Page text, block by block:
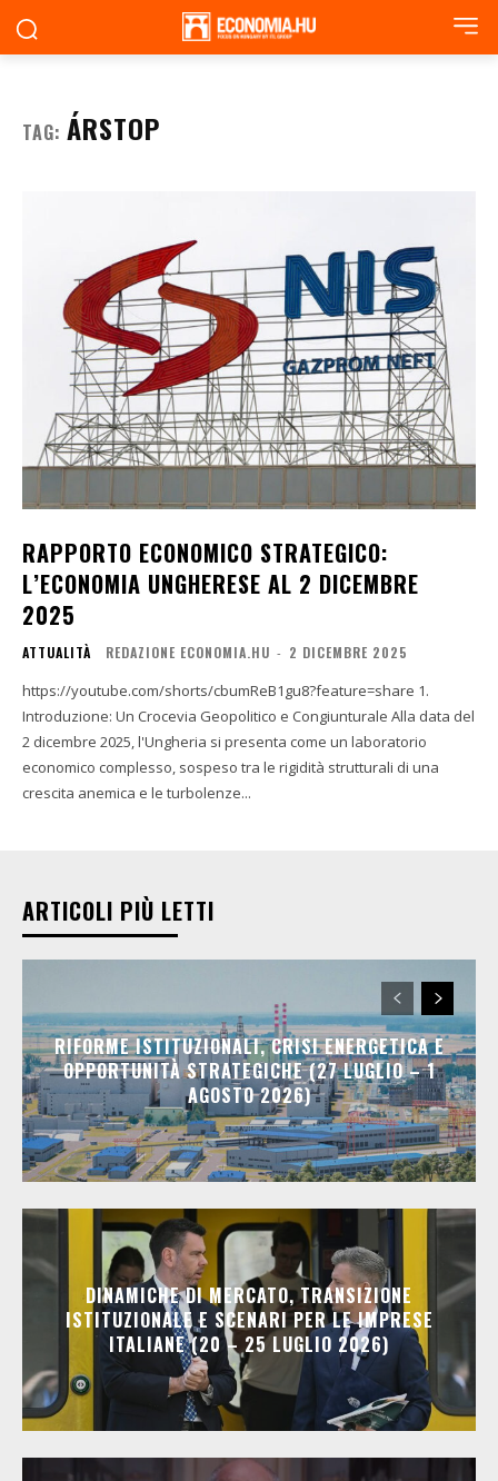
TAG: ÁRSTOP
RAPPORTO ECONOMICO STRATEGICO:
L’ECONOMIA UNGHERESE AL 2 DICEMBRE
2025
ATTUALITÀ REDAZIONE ECONOMIA.HU - 2 DICEMBRE 2025
https://youtube.com/shorts/cbumReB1gu8?feature=share 1.
Introduzione: Un Crocevia Geopolitico e Congiunturale Alla data del
2 dicembre 2025, l'Ungheria si presenta come un laboratorio
economico complesso, sospeso tra le rigidità strutturali di una
crescita anemica e le turbolenze...
ARTICOLI PIÙ LETTI
RIFORME ISTITUZIONALI, CRISI ENERGETICA E
OPPORTUNITÀ STRATEGICHE (27 LUGLIO – 1
AGOSTO 2026)
DINAMICHE DI MERCATO, TRANSIZIONE
ISTITUZIONALE E SCENARI PER LE IMPRESE
ITALIANE (20 – 25 LUGLIO 2026)